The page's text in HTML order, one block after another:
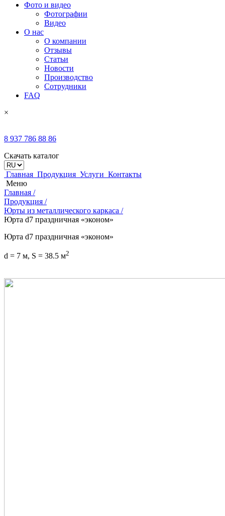
Фото и видео
Фотографии
Видео
О нас
О компании
Отзывы
Статьи
Новости
Производство
Сотрудники
FAQ
×
8 937 786 88 86
Скачать каталог
Главная Продукция Услуги Контакты
Меню
Главная /
Продукция /
Юрты из металлического каркаса /
Юрта d7 праздничная «эконом»
Юрта d7 праздничная «эконом»
d = 7 м, S = 38.5 м2